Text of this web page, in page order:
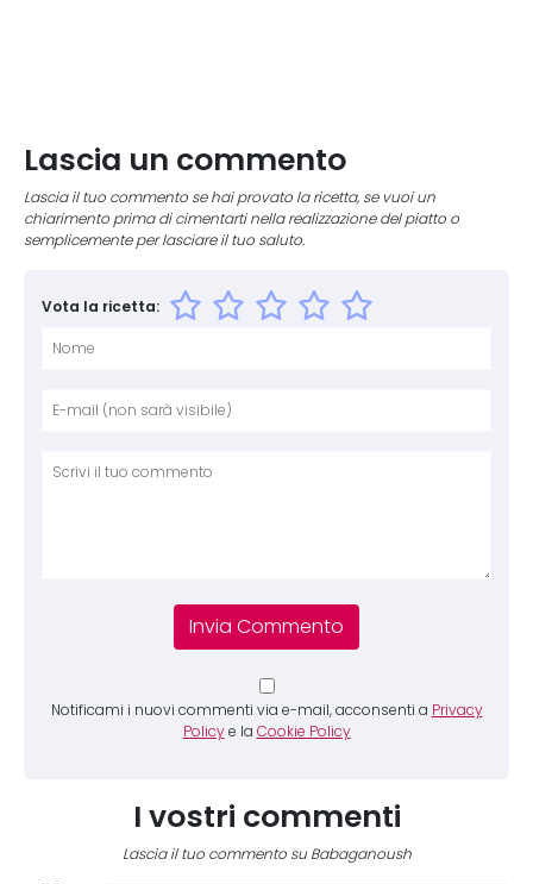
Lascia un commento
Lascia il tuo commento se hai provato la ricetta, se vuoi un
chiarimento prima di cimentarti nella realizzazione del piatto o
semplicemente per lasciare il tuo saluto.
Vota la ricetta:
Notificami i nuovi commenti via e-mail, acconsenti a Privacy
Policy e la Cookie Policy
I vostri commenti
Lascia il tuo commento su Babaganoush